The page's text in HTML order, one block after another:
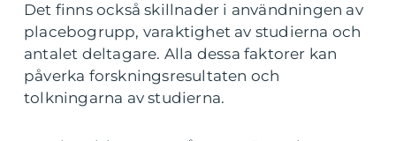
Det finns också skillnader i användningen av
placebogrupp, varaktighet av studierna och
antalet deltagare. Alla dessa faktorer kan
påverka forskningsresultaten och
tolkningarna av studierna.